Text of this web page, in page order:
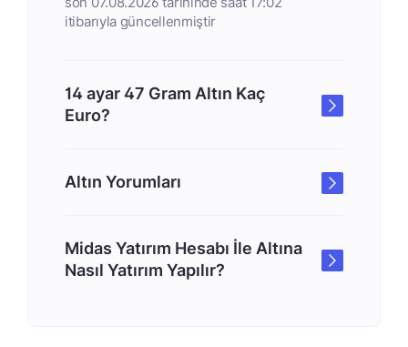
itibarıyla güncellenmiştir
14 ayar 47 Gram Altın Kaç
Euro?
Altın Yorumları
Midas Yatırım Hesabı İle Altına
Nasıl Yatırım Yapılır?